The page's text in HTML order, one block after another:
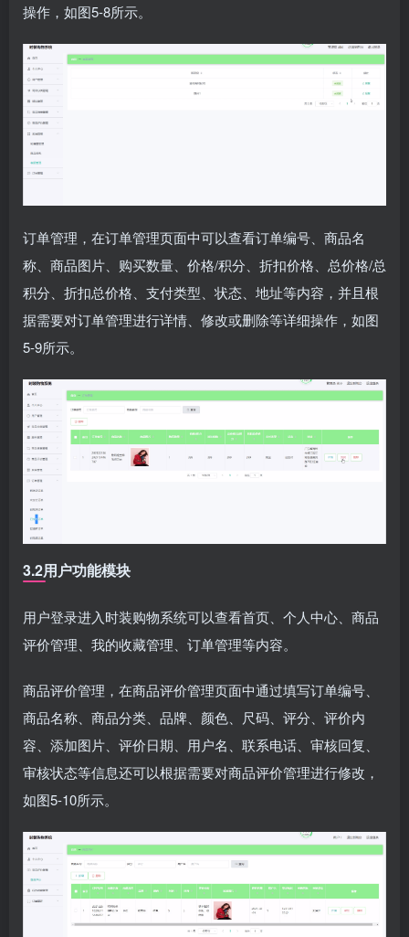
操作，如图5-8所示。
订单管理，在订单管理页面中可以查看订单编号、商品名
称、商品图片、购买数量、价格/积分、折扣价格、总价格/总
积分、折扣总价格、支付类型、状态、地址等内容，并且根
据需要对订单管理进行详情、修改或删除等详细操作，如图
5-9所示。
3.2用户功能模块
用户登录进入时装购物系统可以查看首页、个人中心、商品
评价管理、我的收藏管理、订单管理等内容。
商品评价管理，在商品评价管理页面中通过填写订单编号、
商品名称、商品分类、品牌、颜色、尺码、评分、评价内
容、添加图片、评价日期、用户名、联系电话、审核回复、
审核状态等信息还可以根据需要对商品评价管理进行修改，
如图5-10所示。